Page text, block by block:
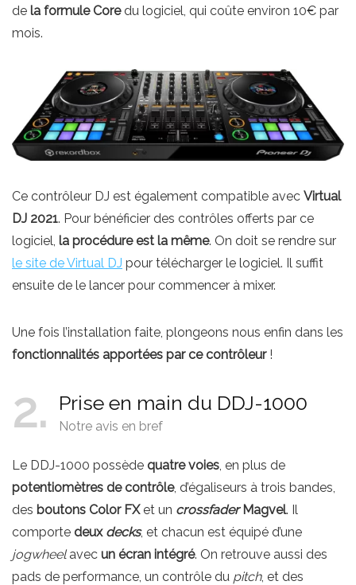
de la formule Coredu logiciel, qui coûte environ 10€ par
mois.
Ce contrôleur DJ est également compatible avec Virtual
DJ 2021. Pour bénéficier des contrôles offerts par ce
logiciel, la procédure est la même. On doit se rendre sur
le site de Virtual DJ pour télécharger le logiciel. Il suffit
ensuite de le lancer pour commencer à mixer.
Une fois l’installation faite, plongeons nous enfin dans les
fonctionnalités apportées par ce contrôleur !
2 Prise en main du DDJ-1000
Notre avis en bref
Le DDJ-1000 possède quatre voies , en plus de
potentiomètres de contrôle, d’égaliseurs à trois bandes,
des boutons Color FXet un crossfader Magvel. Il
comporte deux decks, et chacun est équipé d’une
jogwheelavec un écran intégré. On retrouve aussi des
pads de performance, un contrôle du pitch, et des